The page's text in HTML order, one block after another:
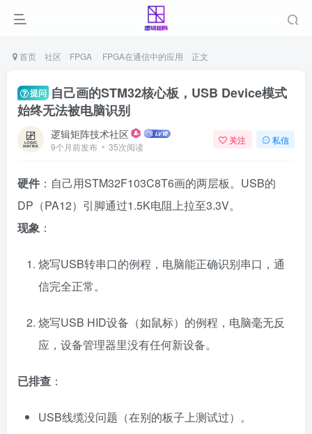
首页 社区 FPGA FPGA在通信中的应用 正文
提问 自己画的STM32核心板，USB Device模式
始终无法被电脑识别
逻辑矩阵技术社区
9个月前发布 35次阅读
关注 私信
硬件 ：自己用STM32F103C8T6画的两层板。USB的
DP（PA12）引脚通过1.5K电阻上拉至3.3V。
现象 ：
烧写USB转串口的例程，电脑能正确识别串口，通
信完全正常。
烧写USB HID设备（如鼠标）的例程，电脑毫无反
应，设备管理器里没有任何新设备。
已排查 ：
USB线缆没问题（在别的板子上测试过）。